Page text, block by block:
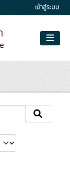
เข้าสู่ระบบ